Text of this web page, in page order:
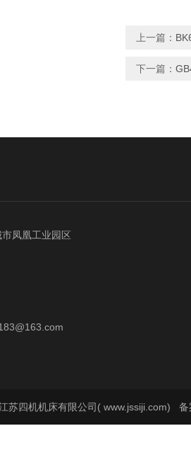
上一篇：
下一篇：
凤凰工业园区
苏四机机床有限公司( www.jssiji.com) 备